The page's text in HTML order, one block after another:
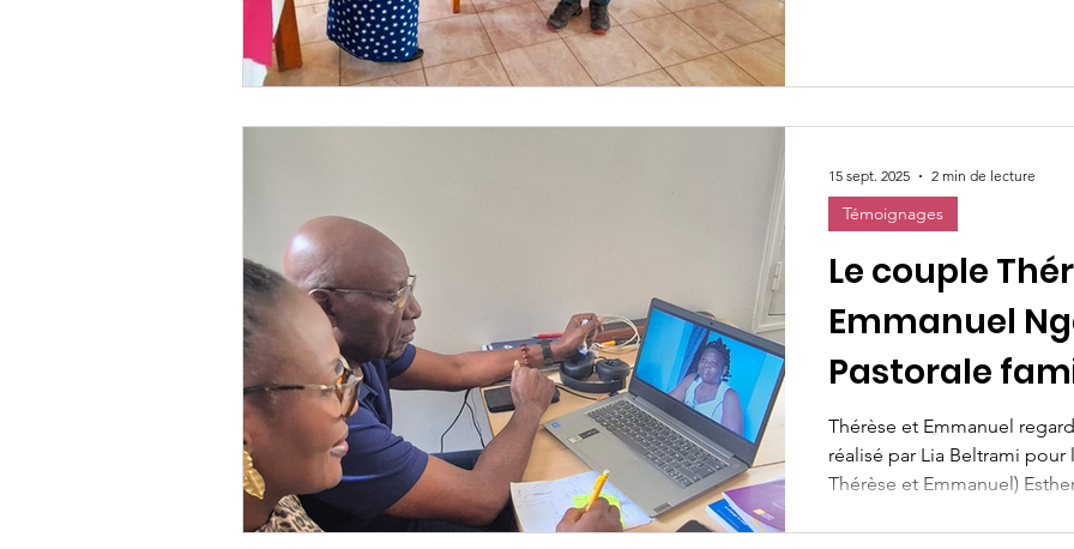
Le couple
Emmanuel
Pastorale
Thérèse et Emmanuel
réalisé par Lia Beltrami pour
Thérèse et Emmanuel)
Témoignages
15 sept. 2025 2 min de lecture